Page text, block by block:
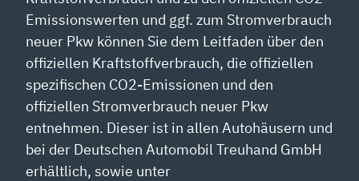
Emissionswerten und ggf. zum Stromverbrauch
neuer Pkw können Sie dem Leitfaden über den
offiziellen Kraftstoffverbrauch, die offiziellen
spezifischen CO2-Emissionen und den
offiziellen Stromverbrauch neuer Pkw
entnehmen. Dieser ist in allen Autohäusern und
bei der Deutschen Automobil Treuhand GmbH
erhältlich, sowie unter